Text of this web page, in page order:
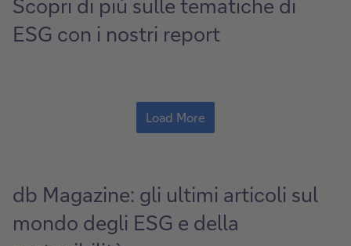
Scopri di più sulle tematiche di
ESG con i nostri report
Load More
db Magazine: gli ultimi articoli sul
mondo degli ESG e della